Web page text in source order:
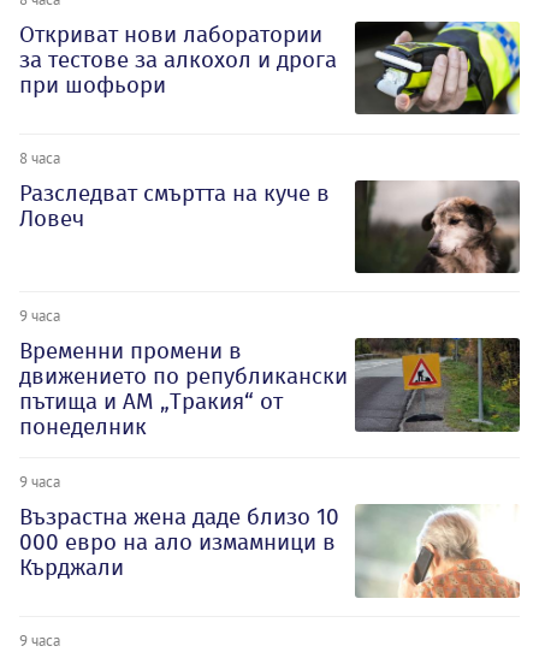
Откриват нови лаборатории
за тестове за алкохол и дрога
при шофьори
8 часа
Разследват смъртта на куче в
Ловеч
9 часа
Временни промени в
движението по републикански
пътища и АМ „Тракия“ от
понеделник
9 часа
Възрастна жена даде близо 10
000 евро на ало измамници в
Кърджали
9 часа